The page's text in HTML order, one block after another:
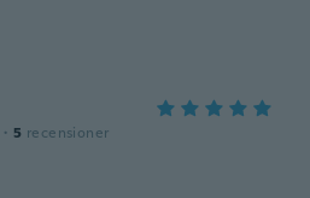
· 5 recensioner